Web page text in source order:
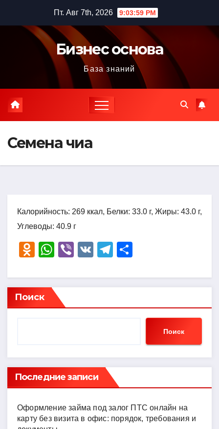
содержимому
Пт. Авг 7th, 2026 9:04:00 PM
Бизнес основа
База знаний
Семена чиа
Калорийность: 269 ккал, Белки: 33.0 г, Жиры: 43.0 г,
Углеводы: 40.9 г
O
n
o
kl
ni
ki
W
at
s
A
Vi
er
V
T
e
a
р
в
ть
Поиск
Поиск
Последние записи
Оформление займа под залог ПТС онлайн на
карту без визита в офис: порядок, требования и